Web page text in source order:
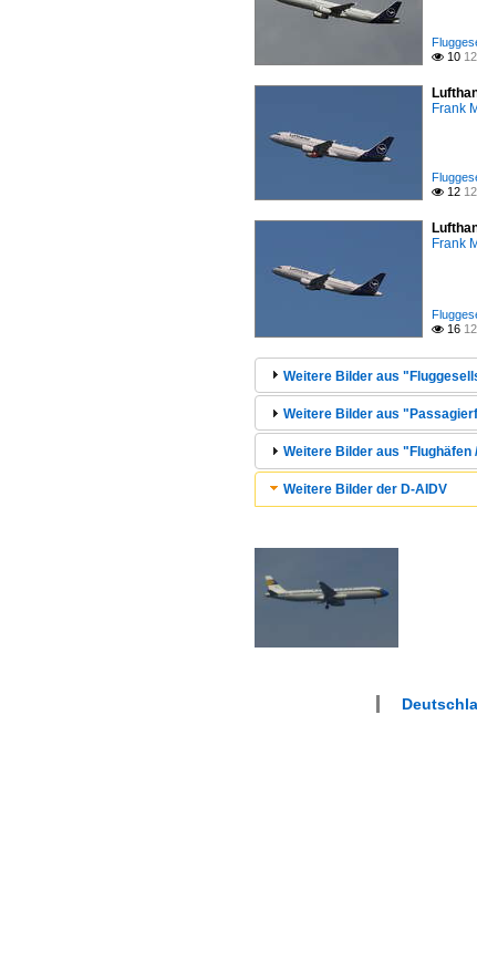
 10
Frank
 12
Frank
 16
Weitere Bilder aus
Weitere Bilder aus
Weitere Bilder aus "Flughäfen
Weitere Bilder der D-AIDV